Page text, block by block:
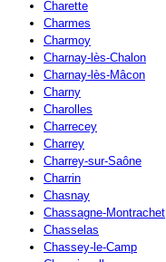
Charette
Charmes
Charmoy
Charnay-lès-Chalon
Charnay-lès-Mâcon
Charny
Charolles
Charrecey
Charrey
Charrey-sur-Saône
Charrin
Chasnay
Chassagne-Montrachet
Chasselas
Chassey-le-Camp